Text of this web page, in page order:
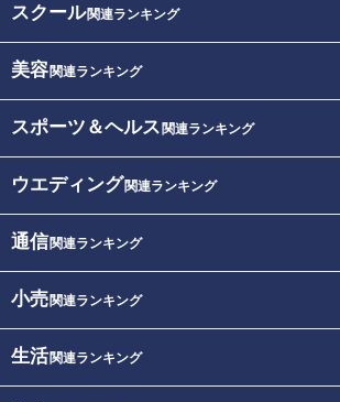
スクール関連ランキング
美容関連ランキング
スポーツ＆ヘルス 関連ランキング
ウエディング関連ランキング
通信関連ランキング
小売関連ランキング
生活関連ランキング